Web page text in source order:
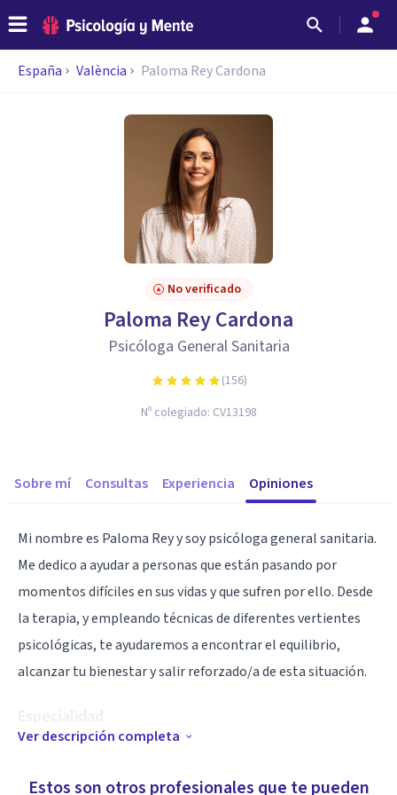
España València Paloma Rey Cardona
No verificado
Paloma Rey Cardona
Psicóloga General Sanitaria
(156)
Nº colegiado: CV13198
Sobre mí Consultas Experiencia Opiniones
Mi nombre es Paloma Rey y soy psicóloga general sanitaria.
Me dedico a ayudar a personas que están pasando por
momentos difíciles en sus vidas y que sufren por ello. Desde
la terapia, y empleando técnicas de diferentes vertientes
psicológicas, te ayudaremos a encontrar el equilibrio,
alcanzar tu bienestar y salir reforzado/a de esta situación.
Especialidad
En mí encontrarás a una persona cálida, empática y
Ver descripción completa
Estos son otros profesionales que te pueden